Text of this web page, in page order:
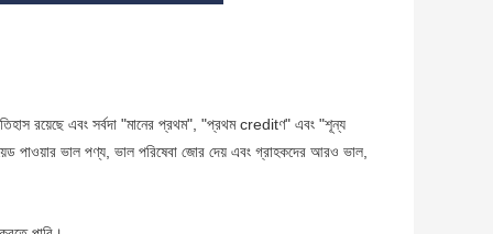
রয়েছে এবং সর্বদা "মানের প্রথম", "প্রথম creditণ" এবং "শূন্য
পাওয়ার ভাল পণ্য, ভাল পরিষেবা জোর দেয় এবং গ্রাহকদের আরও ভাল,